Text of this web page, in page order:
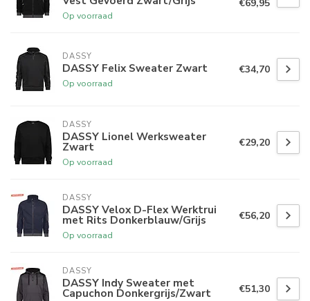
Op voorraad
€69,95
DASSY
DASSY Felix Sweater Zwart
Op voorraad
€34,70
DASSY
DASSY Lionel Werksweater
Zwart
Op voorraad
€29,20
DASSY
DASSY Velox D-Flex Werktrui
met Rits Donkerblauw/Grijs
Op voorraad
€56,20
DASSY
DASSY Indy Sweater met
Capuchon Donkergrijs/Zwart €51,30